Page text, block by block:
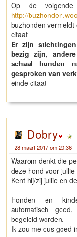
Op de
http://
buzhonden vermeldt
citaat
Er zijn
bezig zijn,
schaal honden
gesproken van
einde citaat
Dobry
28 maart 2017 om 20:36
Waarom denkt die
deze hond voor jullie
Kent hij/zij jullie en
Honden en
automatisch
begeleid worden.
Ik zou me dus goed